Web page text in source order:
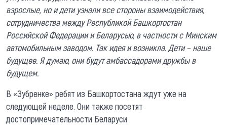
взрослые, но и дети узнали все стороны взаимодействия,
сотрудничества между Республикой Башкортостан
Российской Федерации и Беларусью, в частности с Минским
автомобильным заводом. Так идея и возникла. Дети – наше
будущее. Я думаю, они будут амбассадорами дружбы в
будущем.
В «Зубренке» ребят из Башкортостана ждут уже на
следующей неделе. Они также посетят
достопримечательности Беларуси